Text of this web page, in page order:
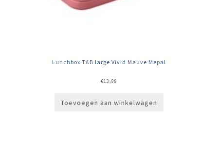
Lunchbox TAB large Vivid Mauve Mepal
€13,99
Toevoegen aan winkelwagen